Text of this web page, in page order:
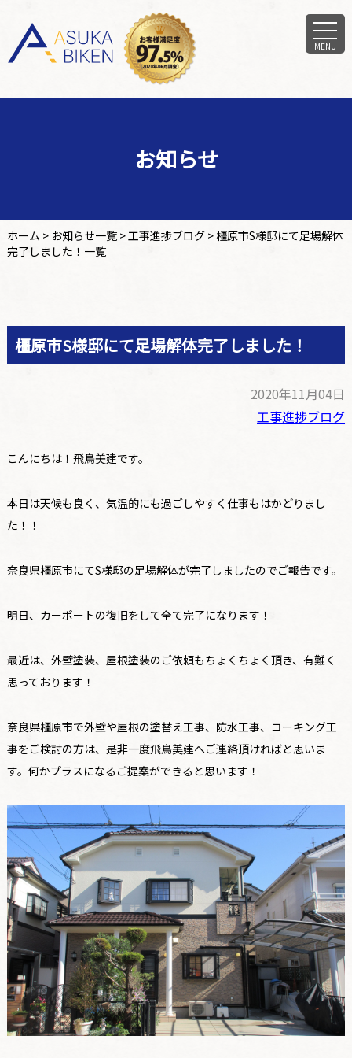
MENU
お知らせ
ホーム > お知らせ一覧> 工事進捗ブログ>橿原市S様邸にて足場解体
完了しました！一覧
橿原市S様邸にて足場解体完了しました！
2020年11月04日
工事進捗ブログ
こんにちは！飛鳥美建です。
本日は天候も良く、気温的にも過ごしやすく仕事もはかどりまし
た！！
奈良県橿原市にてS様邸の足場解体が完了しましたのでご報告です。
明日、カーポートの復旧をして全て完了になります！
最近は、外壁塗装、屋根塗装のご依頼もちょくちょく頂き、有難く
思っております！
奈良県橿原市で外壁や屋根の塗替え工事、防水工事、コーキング工
事をご検討の方は、是非一度飛鳥美建へご連絡頂ければと思いま
す。何かプラスになるご提案ができると思います！